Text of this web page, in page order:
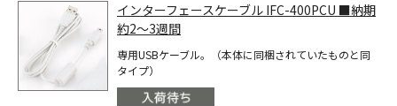
インターフェースケーブル IFC-400PCU ■納期
約2～3週間
専用USBケーブル。（本体に同梱されていたものと同
タイプ）